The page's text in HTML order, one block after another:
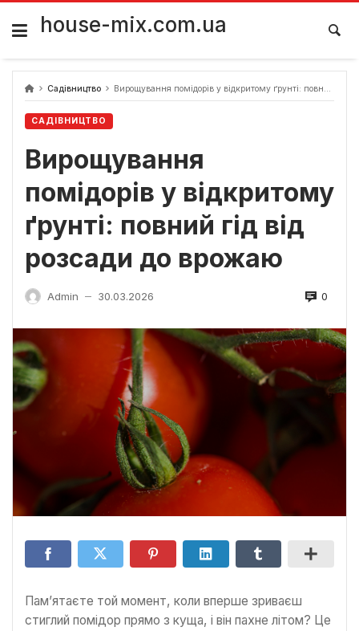
Skip
content
house-mix.com.ua
Садівництво Вирощування помідорів у відкритому ґрунті: повний гід від розсади до врожаю
САДІВНИЦТВО
Вирощування
помідорів у відкритому
ґрунті: повний гід від
розсади до врожаю
Admin — 30.03.2026 0
Пам’ятаєте той момент, коли вперше зриваєш
стиглий помідор прямо з куща, і він пахне літом? Це